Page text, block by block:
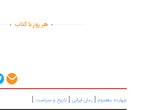
...............
. هر روز با کتاب .
..............
معصوم|رمان ایرانی|تاریخ و سیاست |